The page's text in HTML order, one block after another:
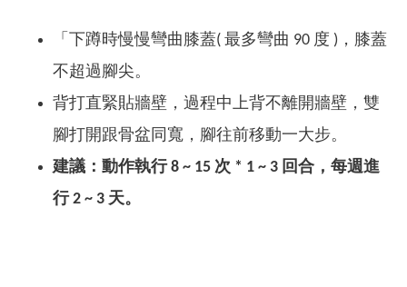
「下蹲時慢慢彎曲膝蓋( 最多彎曲 90 度 )，膝蓋
不超過腳尖。
背打直緊貼牆壁，過程中上背不離開牆壁，雙
腳打開跟骨盆同寬，腳往前移動一大步。
建議：動作執行 8 ~ 15 次 * 1 ~ 3 回合，每週進
行 2 ~ 3 天。